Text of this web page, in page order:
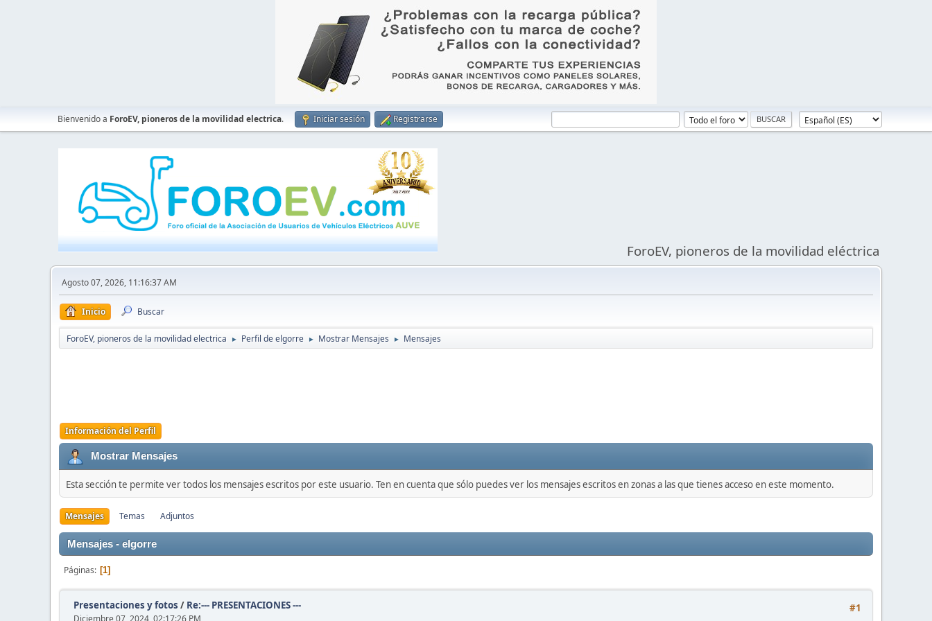
Bienvenido a ForoEV, pioneros de la movilidad electrica. Iniciar sesión Registrarse
ForoEV, pioneros de la movilidad eléctrica
Agosto 07, 2026, 11:16:37 AM
Inicio Buscar
ForoEV, pioneros de la movilidad electrica ► Perfil de elgorre ► Mostrar Mensajes ► Mensajes
Información del Perfil
Mostrar Mensajes
Esta sección te permite ver todos los mensajes escritos por este usuario. Ten en cuenta que sólo puedes ver los mensajes escritos en zonas a las que tienes acceso en este momento.
Mensajes Temas Adjuntos
Mensajes - elgorre
Páginas 1
#1
Presentaciones y fotos / Re:--- PRESENTACIONES ---
Diciembre 07, 2024, 02:17:26 PM